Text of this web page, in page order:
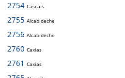
2754 Cascais
2755 Alcabideche
2756 Alcabideche
2760 Caxias
2761 Caxias